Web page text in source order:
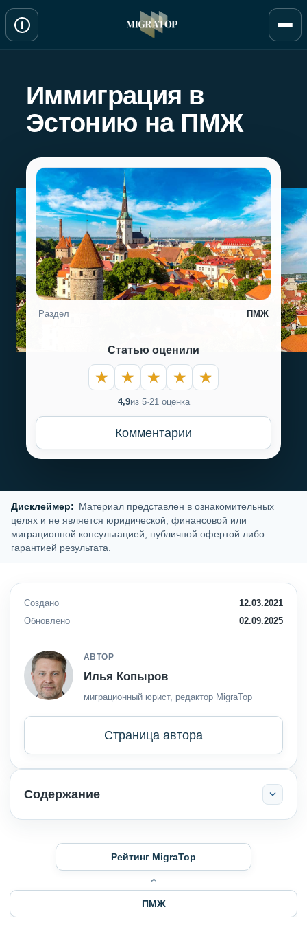
Перейти
i
Иммиграция в
Эстонию на ПМЖ
Раздел ПМЖ
Статью оценили
4,9из 5·21 оценка
Комментарии
Дисклеймер: Материал представлен в ознакомительных
целях и не является юридической, финансовой или
миграционной консультацией, публичной офертой либо
гарантией результата.
Создано
12.03.2021
Обновлено
02.09.2025
АВТОР
Илья Копыров
миграционный юрист, редактор MigraTop
Страница автора
Содержание
Рейтинг MigraTop
ПМЖ